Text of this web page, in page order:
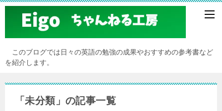
このブログでは日々の英語の勉強の成果やおすすめの参考書など
を紹介します。
「未分類」の記事一覧